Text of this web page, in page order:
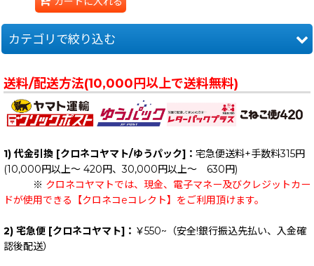
カテゴリで絞り込む
☆ BAND: Y (全商品)
== District: Y ==
送料/配送方法(10,000円以上で送料無料)
1) 代金引換 [クロネコヤマト/ゆうパック]： 宅急便送料+手数料315円
(10,000円以上～ 420円、30,000円以上～ 630円)
※ クロネコヤマトでは、現金、電子マネー及びクレジットカー
ドが使用できる【クロネコeコレクト】をご利用頂けます。
2) 宅急便 [クロネコヤマト]： ￥550~（安全!銀行振込先払い、入金確
認後配送）